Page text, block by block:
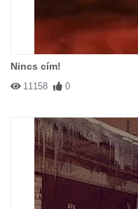
Nincs cím!
11158 0